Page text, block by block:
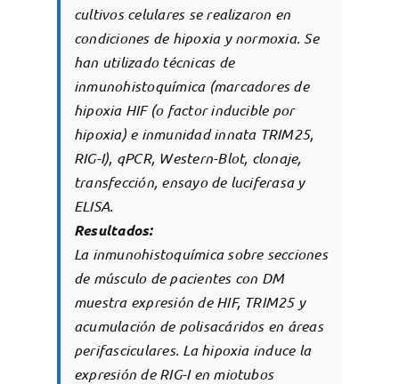
cultivos celulares se realizaron en
condiciones de hipoxia y normoxia. Se
han utilizado técnicas de
inmunohistoquímica (marcadores de
hipoxia HIF (o factor inducible por
hipoxia) e inmunidad innata TRIM25,
RIG-I), qPCR, Western-Blot, clonaje,
transfección, ensayo de luciferasa y
ELISA.
Resultados:
La inmunohistoquímica sobre secciones
de músculo de pacientes con DM
muestra expresión de HIF, TRIM25 y
acumulación de polisacáridos en áreas
perifasciculares. La hipoxia induce la
expresión de RIG-I en miotubos